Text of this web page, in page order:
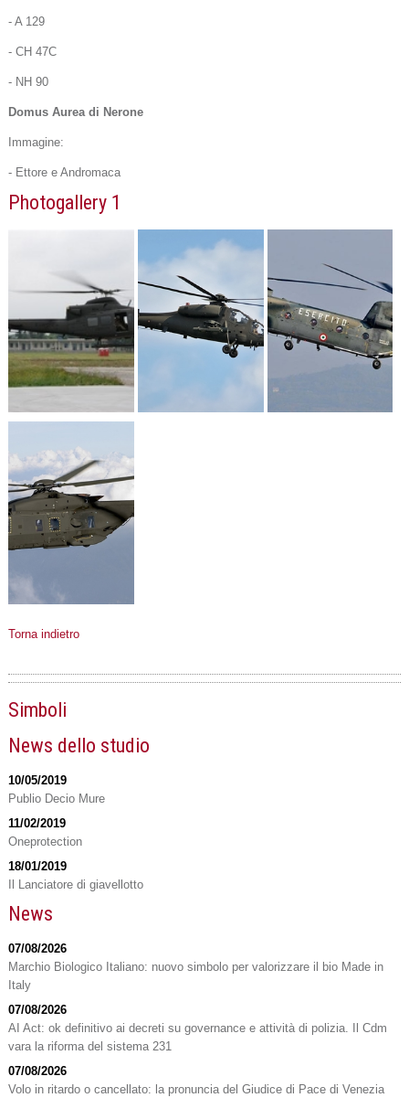
- A 129
- CH 47C
- NH 90
Domus Aurea di Nerone
Immagine:
- Ettore e Andromaca
Photogallery 1
Torna indietro
Simboli
News dello studio
10/05/2019
Publio Decio Mure
11/02/2019
Oneprotection
18/01/2019
Il Lanciatore di giavellotto
News
07/08/2026
Marchio Biologico Italiano: nuovo simbolo per valorizzare il bio Made in
Italy
07/08/2026
AI Act: ok definitivo ai decreti su governance e attività di polizia. Il Cdm
vara la riforma del sistema 231
07/08/2026
Volo in ritardo o cancellato: la pronuncia del Giudice di Pace di Venezia